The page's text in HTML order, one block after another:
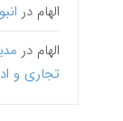
الهام در
الهام در
تجاری و